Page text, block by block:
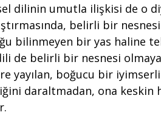
dilinin umutla ilişkisi de o
belirli bir
bilinmeyen bir yas haline
de belirli bir nesnesi
yayılan, boğucu bir
daraltmadan, ona keskin